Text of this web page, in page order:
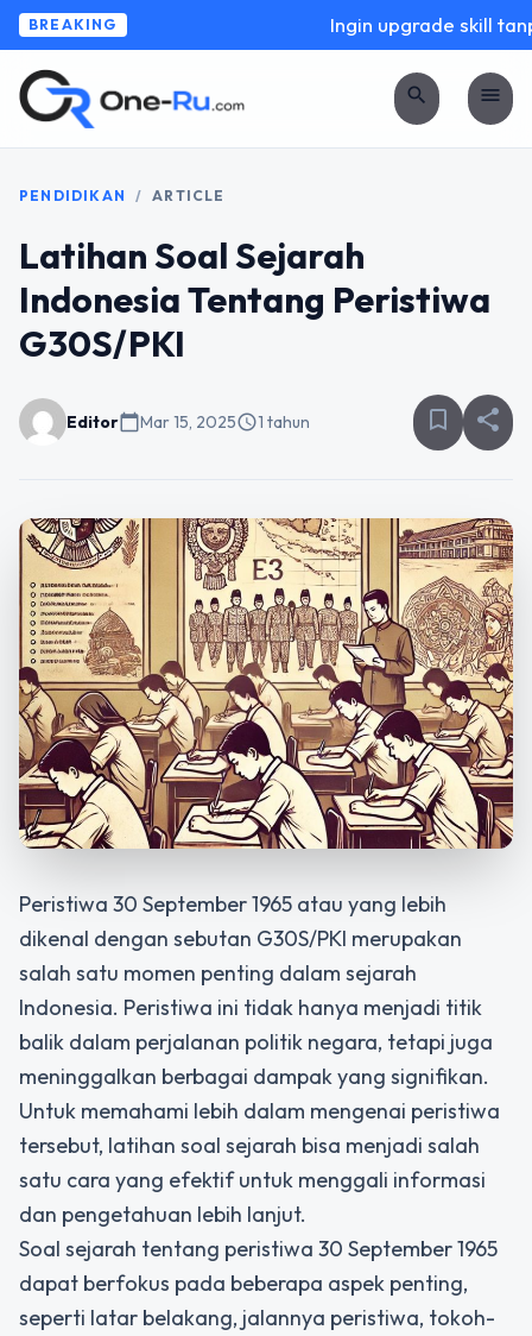
BREAKING Ingin upgrade skill
search menu
PENDIDIKAN / ARTICLE
Latihan Soal Sejarah
Indonesia Tentang Peristiwa
G30S/PKI
Editorcalendar_todayMar 15, 2025schedule1 tahun bookmark_border share
Peristiwa 30 September 1965 atau yang lebih
dikenal dengan sebutan G30S/PKI merupakan
salah satu momen penting dalam sejarah
Indonesia. Peristiwa ini tidak hanya menjadi titik
balik dalam perjalanan politik negara, tetapi juga
meninggalkan berbagai dampak yang signifikan.
Untuk memahami lebih dalam mengenai peristiwa
tersebut, latihan soal sejarah bisa menjadi salah
satu cara yang efektif untuk menggali informasi
dan pengetahuan lebih lanjut.
Soal sejarah tentang peristiwa 30 September 1965
dapat berfokus pada beberapa aspek penting,
seperti latar belakang, jalannya peristiwa, tokoh-